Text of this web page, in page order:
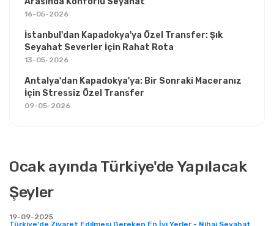
Ocak ayında Türkiye'de Yapılacak
Şeyler
19-09-2025
Türkiye'de Ziyaret Edilmesi Gereken En İyi Yerler - Nihai Seyahat
16-05-2026
İstanbul'dan Kapadokya'ya Özel Transfer: Şık
Seyahat Severler İçin Rahat Rota
13-05-2026
Antalya'dan Kapadokya'ya: Bir Sonraki Maceranız
İçin Stressiz Özel Transfer
09-05-2026